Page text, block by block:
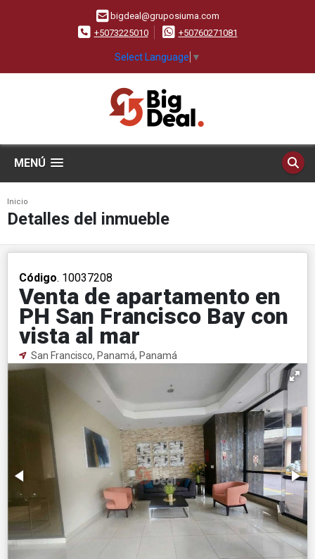
bigdeal@gruposiuma.com
+5073225010
+50760271081
Select Language ▼
MENÚ
Inicio
Detalles del inmueble
Código. 10037208
Venta de apartamento en
PH San Francisco Bay con
vista al mar
San Francisco, Panamá, Panamá